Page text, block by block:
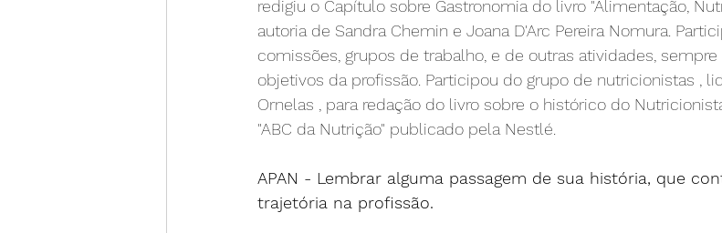
redigiu o Capítulo sobre Gastronomia do livro "Alimentação,
autoria de Sandra Chemin e Joana D'Arc Pereira Nomura.
comissões, grupos de trabalho, e de outras atividades,
objetivos da profissão. Participou do grupo de nutricionistas ,
Ornelas , para redação do livro sobre o histórico do
"ABC da Nutrição" publicado pela Nestlé.
APAN - Lembrar alguma passagem de sua história, que
trajetória na profissão.